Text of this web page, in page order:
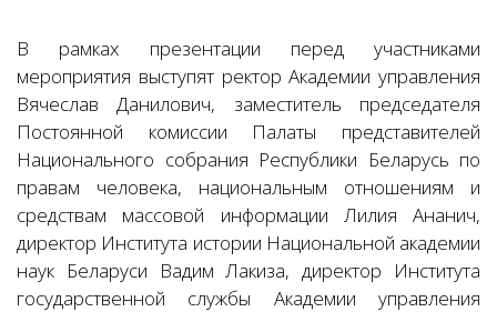
В рамках презентации перед участниками
мероприятия выступят ректор Академии управления
Вячеслав Данилович, заместитель председателя
Постоянной комиссии Палаты представителей
Национального собрания Республики Беларусь по
правам человека, национальным отношениям и
средствам массовой информации Лилия Ананич,
директор Института истории Национальной академии
наук Беларуси Вадим Лакиза, директор Института
государственной службы Академии управления